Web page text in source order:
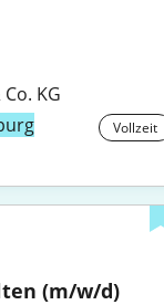
KG
Vollzeit
(m/w/d)